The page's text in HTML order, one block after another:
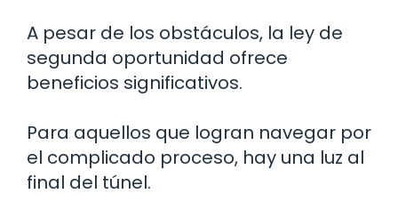
A pesar de los obstáculos, la ley de
segunda oportunidad ofrece
beneficios significativos.
Para aquellos que logran navegar por
el complicado proceso, hay una luz al
final del túnel.